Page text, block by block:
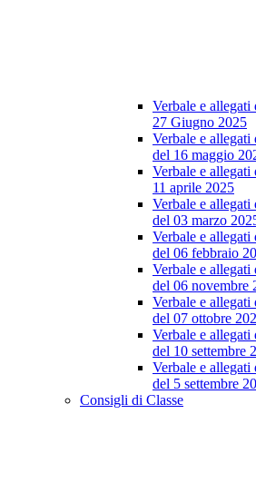
Verbale e
27 Giugno 2025
Verbale e
del 16 maggio
Verbale e
11 aprile 2025
Verbale e
del 03 marzo
Verbale e
del 06 febbraio
Verbale e
del 06 novembre
Verbale e
del 07 ottobre
Verbale e
del 10 settembre
Verbale e
del 5 settembre
Consigli di Classe